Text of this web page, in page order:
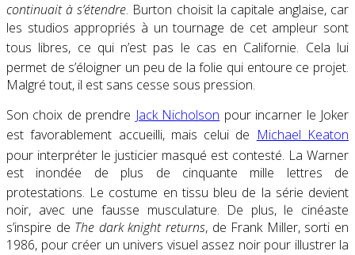
continuait à s’étendre. Burton choisit la capitale anglaise, car
les studios appropriés à un tournage de cet ampleur sont
tous libres, ce qui n’est pas le cas en Californie. Cela lui
permet de s’éloigner un peu de la folie qui entoure ce projet.
Malgré tout, il est sans cesse sous pression.
Son choix de prendre Jack Nicholson pour incarner le Joker
est favorablement accueilli, mais celui de Michael Keaton
pour interpréter le justicier masqué est contesté. La Warner
est inondée de plus de cinquante mille lettres de
protestations. Le costume en tissu bleu de la série devient
noir, avec une fausse musculature. De plus, le cinéaste
s’inspire de The dark knight returns, de Frank Miller, sorti en
1986, pour créer un univers visuel assez noir pour illustrer la